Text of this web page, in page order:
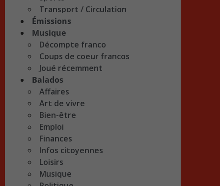
Transport / Circulation
Émissions
Musique
Décompte franco
Coups de coeur francos
Joué récemment
Balados
Affaires
Art de vivre
Bien-être
Emploi
Finances
Infos citoyennes
Loisirs
Musique